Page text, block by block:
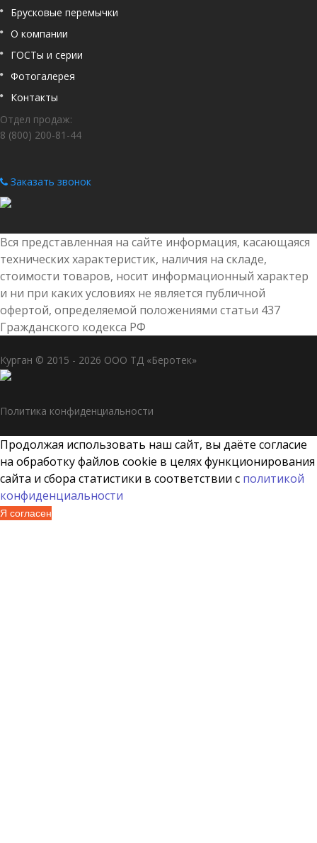
Брусковые перемычки
О компании
ГОСТы и серии
Фотогалерея
Контакты
Отдел продаж:
8 (800) 200-81-44
Заказать звонок
Вся представленная на сайте информация, касающаяся
технических характеристик, наличия на складе,
стоимости товаров, носит информационный характер
и ни при каких условиях не является публичной
офертой, определяемой положениями статьи 437
Гражданского кодекса РФ
Курган © 2015 - 2026 ООО ТД «Беротек»
Политика конфиденциальности
Продолжая использовать наш сайт, вы даёте согласие
на обработку файлов cookie в целях функционирования
сайта и сбора статистики в соответствии с политикой
конфиденциальности
Я согласен